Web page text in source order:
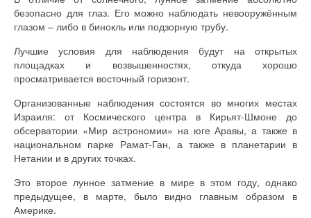
безопасно для глаз. Его можно наблюдать невооружённым
глазом – либо в бинокль или подзорную трубу.
Лучшие условия для наблюдения будут на открытых
площадках и возвышенностях, откуда хорошо
просматривается восточный горизонт.
Организованные наблюдения состоятся во многих местах
Израиля: от Космического центра в Кирьят-Шмоне до
обсерватории «Мир астрономии» на юге Аравы, а также в
национальном парке Рамат-Ган, а также в планетарии в
Нетании и в других точках.
Это второе лунное затмение в мире в этом году, однако
предыдущее, в марте, было видно главным образом в
Америке.